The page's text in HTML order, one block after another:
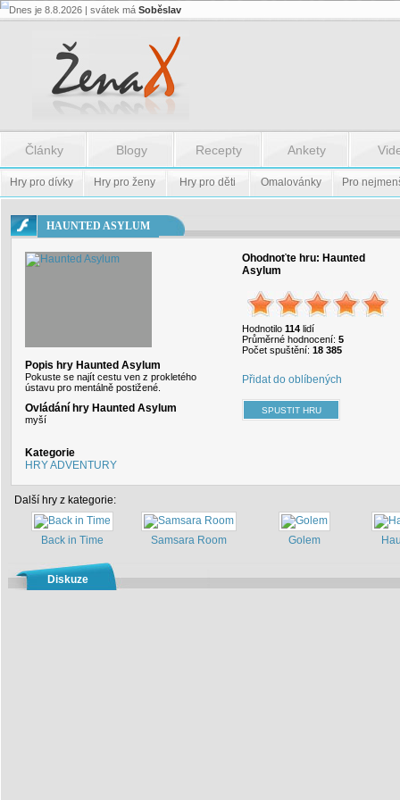
Flash.nazev
Flash.nazev
Dnes je 8.8.2026 | svátek má Soběslav
Články Blogy Recepty Ankety
Hry pro dívky Hry pro ženy Hry pro děti Omalovánky Pro
HAUNTED ASYLUM
Popis hry Haunted Asylum
Pokuste se najít cestu ven z prokletého
ústavu pro mentálně postižené.
Ovládání hry Haunted Asylum
myší
Kategorie
HRY ADVENTURY
Ohodnoťte hru: Haunted
Asylum
Hodnotilo 114 lidí
Průměrné hodnocení: 5
Počet spuštění: 18 385
Přidat do oblíbených
Další hry z kategorie:
Back in Time Samsara Room Golem
Diskuze